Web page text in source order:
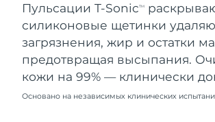
Пульсации T-SonicTM
силиконовые щетинки
загрязнения, жир и остатки
предотвращая высыпания.
кожи на 99% — клинически
Основано на независимых клинических
Мальта
Ожидаемая
Мексика
Ожидаемая